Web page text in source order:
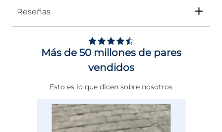
Tipo
Género Hombre
DE 0 A 4 cms
NORMAL
CAFE
Reseñas
Más de 50 millones de pares
vendidos
Esto es lo que dicen sobre nosotros